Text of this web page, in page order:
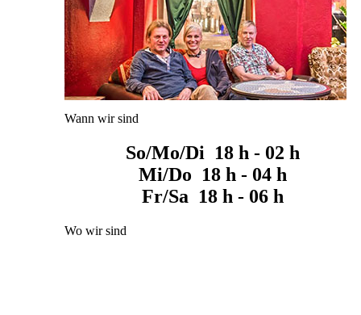
Wann wir sind
So/Mo/Di 18 h - 02 h
Mi/Do 18 h - 04 h
Fr/Sa 18 h - 06 h
Wo wir sind